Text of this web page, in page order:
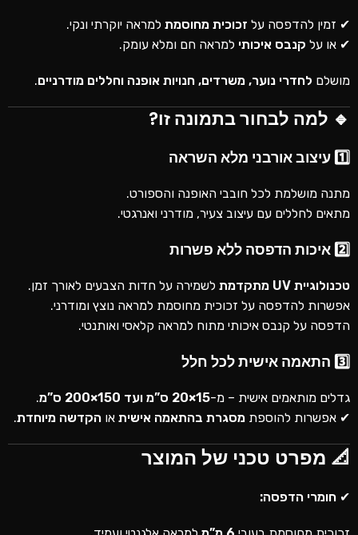
✔ זמין להדפסה על זכוכית מחוסמת למראה יוקרתי ונקי.
✔ או על קנבס איכותי למראה חם ומלא עומק.
מושלם לחדרי נוער, משרדים, חנויות אופנה וחללים מודרניים.
🔹 למה לבחור בתמונה זו?
1️⃣ עיצוב אורבני מלא השראה
מתנה מושלמת לכל חובבי האופנה והספורט.
מתאים לחללים עם עיצוב צעיר, מודרני ואנרגטי.
2️⃣ איכות הדפסה ללא פשרות
טכנולוגיית UV מתקדמת
לשמירה על חדות הצבעים לאורך זמן.
אפשרות להדפסה על זכוכית מחוסמת למראה נוצץ ומודרני.
הדפסה על קנבס איכותי מתוח למראה קלאסי ואותנטי.
3️⃣ התאמה אישית לכל חלל
גדלים מותאמים אישית – מ-15×20 ס”מ ועד 150×200 ס”מ
.
✔ אפשרות להוספת מסגרת בהתאמה אישית או הקדשה מיוחדת.
📐 מפרט טכני של המוצר
✔ חומרי הדפסה: